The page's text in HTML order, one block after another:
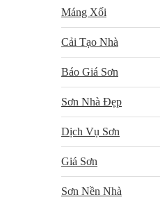
Máng Xối
Cải Tạo Nhà
Báo Giá Sơn
Sơn Nhà Đẹp
Dịch Vụ Sơn
Giá Sơn
Sơn Nền Nhà